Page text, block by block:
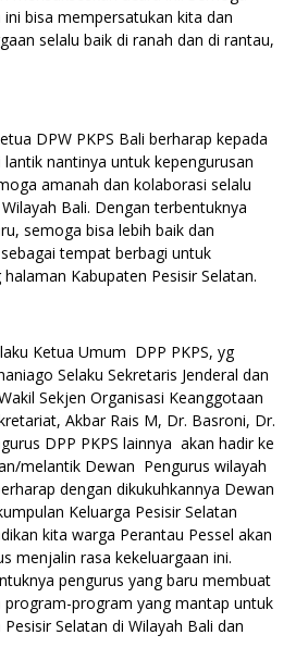
bisa mempersatukan kita dan
selalu baik di ranah dan di rantau,
DPW PKPS Bali berharap kepada
nantinya untuk kepengurusan
amanah dan kolaborasi selalu
Bali. Dengan terbentuknya
semoga bisa lebih baik dan
tempat berbagi untuk
Kabupaten Pesisir Selatan.
Ketua Umum DPP PKPS, yg
Selaku Sekretaris Jenderal dan
Sekjen Organisasi Keanggotaan
Akbar Rais M, Dr. Basroni, Dr.
DPP PKPS lainnya akan hadir ke
melantik Dewan Pengurus wilayah
dengan dikukuhkannya Dewan
Keluarga Pesisir Selatan
kita warga Perantau Pessel akan
menjalin rasa kekeluargaan ini.
pengurus yang baru membuat
program yang mantap untuk
Selatan di Wilayah Bali dan